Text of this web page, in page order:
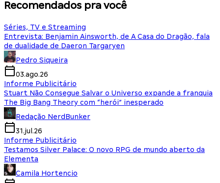
Recomendados pra você
Séries, TV e Streaming
Entrevista: Benjamin Ainsworth, de A Casa do Dragão, fala
de dualidade de Daeron Targaryen
Pedro Siqueira
03.ago.26
Informe Publicitário
Stuart Não Consegue Salvar o Universo expande a franquia
The Big Bang Theory com “herói” inesperado
Redação NerdBunker
31.jul.26
Informe Publicitário
Testamos Silver Palace: O novo RPG de mundo aberto da
Elementa
Camila Hortencio